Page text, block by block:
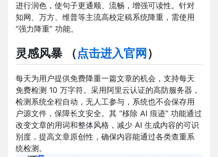
进行润色，使句子更通顺、流畅，增强可读性。针对
知网、万方、维普等主流高校定稿系统降重，需使用
“强力降重” 功能。
灵感风暴（点击进入官网 ）
每天为用户提供免费降重一篇文章的机会，支持每天
免费检测 10 万字符。采用阿里云认证的高防服务器，
检测系统全程自动，无人工参与，系统也不会保存用
户源文件，保障长文安全。其 “移除 AI 痕迹” 功能通过
改变文章的用词和整体风格，减少 AI 生成内容的可识
别度，提高文章原创性，确保内容能通过各类查重系
统检测。